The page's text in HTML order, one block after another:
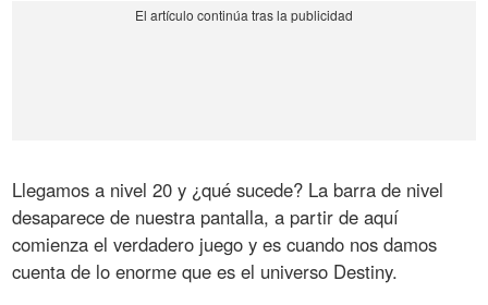
Llegamos a nivel 20 y ¿qué sucede? La barra de nivel
desaparece de nuestra pantalla, a partir de aquí
comienza el verdadero juego y es cuando nos damos
cuenta de lo enorme que es el universo Destiny.